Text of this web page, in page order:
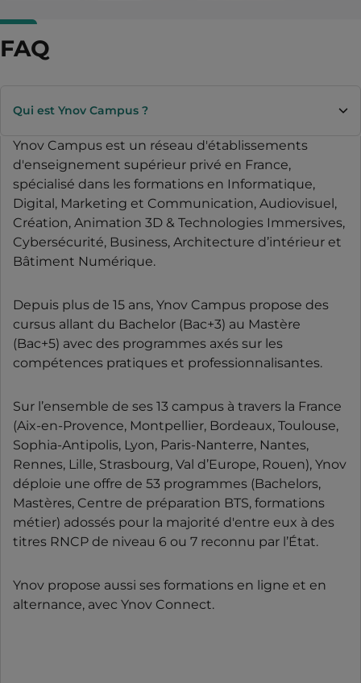
FAQ
Qui est Ynov Campus ?
Ynov Campus est un réseau d'établissements
d'enseignement supérieur privé en France,
spécialisé dans les formations en Informatique,
Digital, Marketing et Communication, Audiovisuel,
Création, Animation 3D & Technologies Immersives,
Cybersécurité, Business, Architecture d’intérieur et
Bâtiment Numérique.
Depuis plus de 15 ans, Ynov Campus propose des
cursus allant du Bachelor (Bac+3) au Mastère
(Bac+5) avec des programmes axés sur les
compétences pratiques et professionnalisantes.
Sur l’ensemble de ses 13 campus à travers la France
(Aix-en-Provence, Montpellier, Bordeaux, Toulouse,
Sophia-Antipolis, Lyon, Paris-Nanterre, Nantes,
Rennes, Lille, Strasbourg, Val d’Europe, Rouen), Ynov
déploie une offre de 53 programmes (Bachelors,
Mastères, Centre de préparation BTS, formations
métier) adossés pour la majorité d'entre eux à des
titres RNCP de niveau 6 ou 7 reconnu par l’État.
Ynov propose aussi ses formations en ligne et en
alternance, avec Ynov Connect.